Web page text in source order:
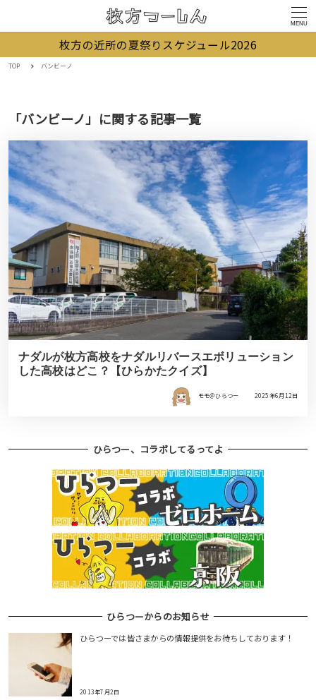
MENU
枚方の近所の夏祭りスケジュール2026
TOP バンビーノ
「バンビーノ」に関する記事一覧
ナダルが枚方高校をナダルリバースエボリューション
した高校はどこ？【ひらかたクイズ】
モモ＠ひらつー 2025年6月12日
ひらつー、コラボしてるってよ
ひらつーからのお知らせ
ひらつーでは皆さまからの情報提供をお待ちしております！
2013年7月2日